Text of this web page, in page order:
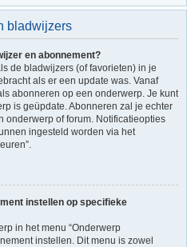
bladwijzers
en abonnement?
de bladwijzers (of favorieten) in je
als er een update was. Vanaf
abonneren op een onderwerp. Je kunt
is geüpdate. Abonneren zal je echter
onderwerp of forum. Notificatieopties
ingesteld worden via het
instellen op specifieke
in het menu “Onderwerp
instellen. Dit menu is zowel